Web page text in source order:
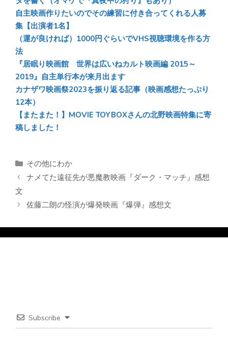
自主映画作りたいのでその練習に付き合ってくれる人募
集【出演者1名】
（運が良ければ）1000円ぐらいでVHS視聴環境を作る方
法
『居眠り映画館 世界は広いねカルト映画編 2015～
2019』自主単行本が来月出ます
カナザワ映画祭2023を振り返る記事（映画感想たっぷり
12本）
【またまた！】MOVIE TOYBOXさんの北野映画特集に寄
稿しました！
カ
テ
ー
その他にわか
ナメてた遠征先が悪魔教映画『ダーク・マッチ』感想
文
佐藤二朗の怪演が爆発映画『爆弾』感想文
Subscribe